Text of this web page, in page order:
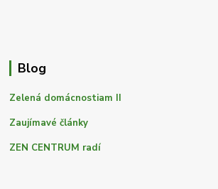
Blog
Zelená domácnostiam II
Zaujímavé články
ZEN CENTRUM radí